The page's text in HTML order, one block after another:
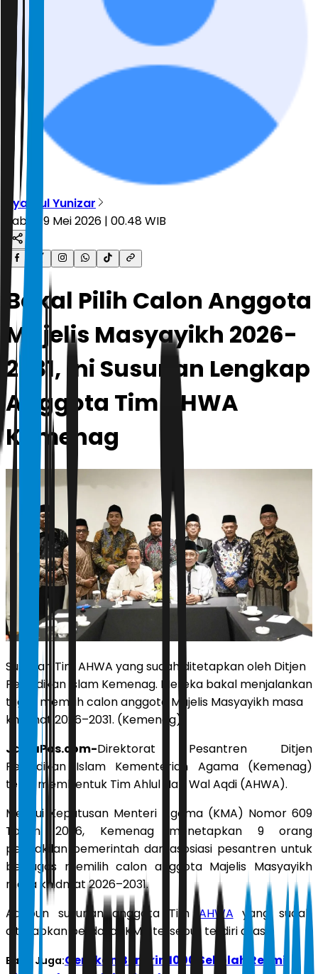
Syahrul Yunizar
Sabtu, 9 Mei 2026 | 00.48 WIB
Bakal Pilih Calon Anggota
Majelis Masyayikh 2026-
2031, Ini Susunan Lengkap
Anggota Tim AHWA
Kemenag
Susunan Tim AHWA yang sudah ditetapkan oleh Ditjen
Pendidikan Islam Kemenag. Mereka bakal menjalankan
tugas memilih calon anggota Majelis Masyayikh masa
khidmat 2026–2031. (Kemenag)
JawaPos.com-Direktorat Pesantren Ditjen
Pendidikan Islam Kementerian Agama (Kemenag)
telah membentuk Tim Ahlul Halli Wal Aqdi (AHWA).
Melalui Keputusan Menteri Agama (KMA) Nomor 609
Tahun 2026, Kemenag menetapkan 9 orang
perwakilan pemerintah dan asosiasi pesantren untuk
bertugas memilih calon anggota Majelis Masyayikh
masa khidmat 2026–2031.
Adapun susunan anggota Tim AHWA yang sudah
ditetapkan berdasar KMA tersebut terdiri atas:
Baca Juga:Gerakan Benerin 1000 Sekolah Resmi